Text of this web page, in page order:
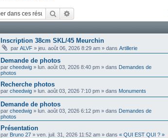
Rechercher
Inscription 38cm SKL/45 Meurchin
par ALVF » jeu. août 06, 2026 8:29 am » dans Artillerie
Demande de photos
par cheedwig » lun. août 03, 2026 8:40 pm » dans Demandes de
photos
Recherche photos
par cheedwig » lun. août 03, 2026 7:10 pm » dans Monuments
Demande de photos
par cheedwig » lun. août 03, 2026 6:12 pm » dans Demandes de
photos
Présentation
par Bruno 27 » ven. juil. 31, 2026 11:52 am » dans « QUI EST QUI ? »